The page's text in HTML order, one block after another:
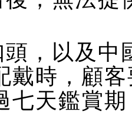
頭，以及
戴時，顧
七天鑑賞